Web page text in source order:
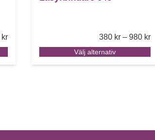
krPrice range: 150 kr through 510 kr
380 kr – 980 kr
Välj alternativ